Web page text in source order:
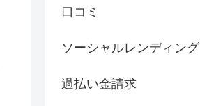
口コミ
ソーシャルレンディング
過払い金請求